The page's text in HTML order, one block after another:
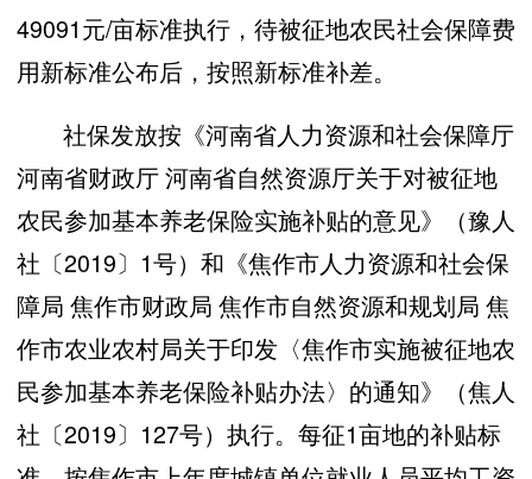
49091元/亩标准执行，待被征地农民社会保障费
用新标准公布后，按照新标准补差。
社保发放按《河南省人力资源和社会保障厅
河南省财政厅 河南省自然资源厅关于对被征地
农民参加基本养老保险实施补贴的意见》（豫人
社〔2019〕1号）和《焦作市人力资源和社会保
障局 焦作市财政局 焦作市自然资源和规划局 焦
作市农业农村局关于印发〈焦作市实施被征地农
民参加基本养老保险补贴办法〉的通知》（焦人
社〔2019〕127号）执行。每征1亩地的补贴标